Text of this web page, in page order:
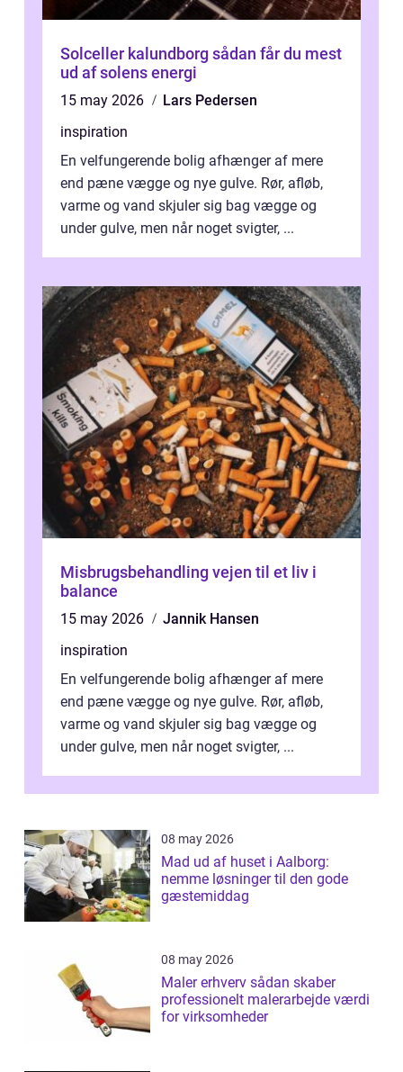
Solceller kalundborg sådan får du mest
ud af solens energi
15 may 2026
Lars Pedersen
inspiration
En velfungerende bolig afhænger af mere
end pæne vægge og nye gulve. Rør, afløb,
varme og vand skjuler sig bag vægge og
under gulve, men når noget svigter, ...
Misbrugsbehandling vejen til et liv i
balance
15 may 2026
Jannik Hansen
inspiration
En velfungerende bolig afhænger af mere
end pæne vægge og nye gulve. Rør, afløb,
varme og vand skjuler sig bag vægge og
under gulve, men når noget svigter, ...
08 may 2026
Mad ud af huset i Aalborg:
nemme løsninger til den gode
gæstemiddag
08 may 2026
Maler erhverv sådan skaber
professionelt malerarbejde værdi
for virksomheder